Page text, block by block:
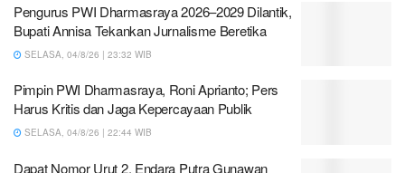
Pengurus PWI Dharmasraya 2026–2029 Dilantik,
Bupati Annisa Tekankan Jurnalisme Beretika
SELASA, 04/8/26 | 23:32 WIB
Pimpin PWI Dharmasraya, Roni Aprianto; Pers
Harus Kritis dan Jaga Kepercayaan Publik
SELASA, 04/8/26 | 22:44 WIB
Dapat Nomor Urut 2, Endara Putra Gunawan